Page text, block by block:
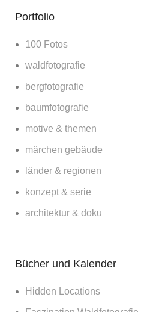
Portfolio
100 Fotos
waldfotografie
bergfotografie
baumfotografie
motive & themen
märchen gebäude
länder & regionen
konzept & serie
architektur & doku
Bücher und Kalender
Hidden Locations